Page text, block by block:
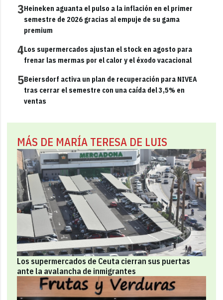
3Heineken aguanta el pulso a la inflación en el primer
semestre de 2026 gracias al empuje de su gama
premium
4Los supermercados ajustan el stock en agosto para
frenar las mermas por el calor y el éxodo vacacional
5Beiersdorf activa un plan de recuperación para NIVEA
tras cerrar el semestre con una caída del 3,5% en
ventas
MÁS DE MARÍA TERESA DE LUIS
Los supermercados de Ceuta cierran sus puertas
ante la avalancha de inmigrantes